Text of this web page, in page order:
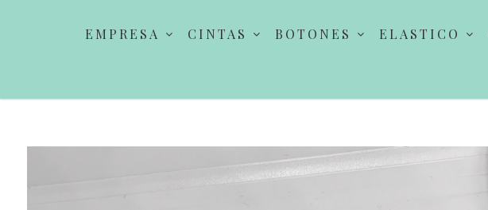
EMPRESA CINTAS BOTONES ELASTICO